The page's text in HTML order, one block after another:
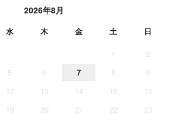
2026年8月
水 木 金 土 日
1
2
5 6 7 8
9
12 13 14 15
16
19 20 21 22
23